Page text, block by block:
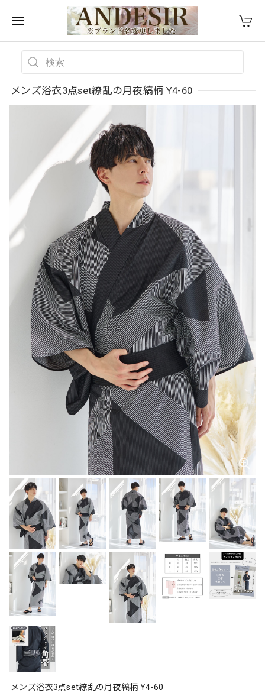
メンズ浴衣3点set繚乱の月夜縞柄 Y4-60
メンズ浴衣3点set繚乱の月夜縞柄 Y4-60